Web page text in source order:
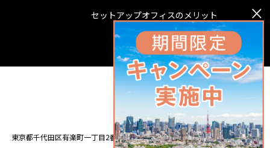
セットアップオフィスのメリット
0120-001-527
東京都千代田区有楽町一丁目2番2号 東宝日比谷ビル14階
×